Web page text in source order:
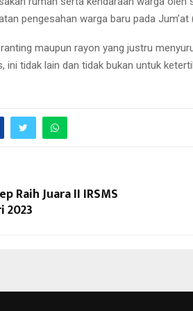
pengesahan warga baru pada Jum’at
maupun rayon yang justru
ini tidak lain dan tidak bukan untuk
Raih Juara II IRSMS
2023